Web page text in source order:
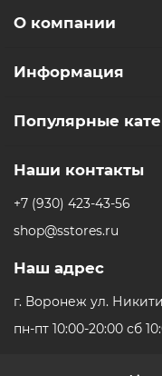
О компании
Информация
Популярные
Наши контакты
+7 (930) 423-43-56
shop@sstores.ru
Наш адрес
г. Воронеж ул.
пн-пт 10:00-20:00 сб